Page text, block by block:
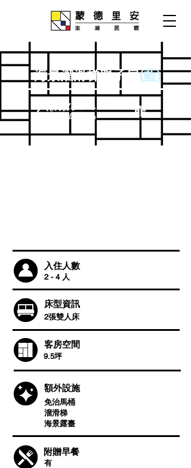
海景溜滑梯親子房(藍)
二館
入住人數
2 - 4 人
床型資訊
2張雙人床
客房空間
9.5坪
​額外設施
免治馬桶
溜滑梯
​海景露臺
附贈早餐
有